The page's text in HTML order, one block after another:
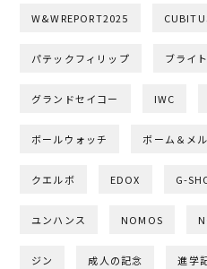
W&WREPORT2025
パテックフィリップ ブライ
グランドセイコー IWC
ボールウォッチ ボーム＆メ
クエルボ EDOX G-
ユンハンス NOMOS
ジン 成人の記念 進学